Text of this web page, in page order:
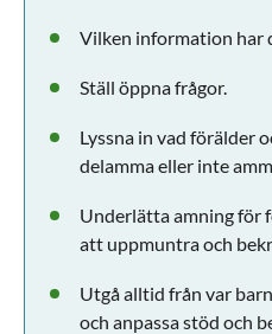
Vilken information har
Ställ öppna frågor.
Lyssna in vad förälder
delamma eller inte
Underlätta amning för
att uppmuntra och
Utgå alltid från var
och anpassa stöd och